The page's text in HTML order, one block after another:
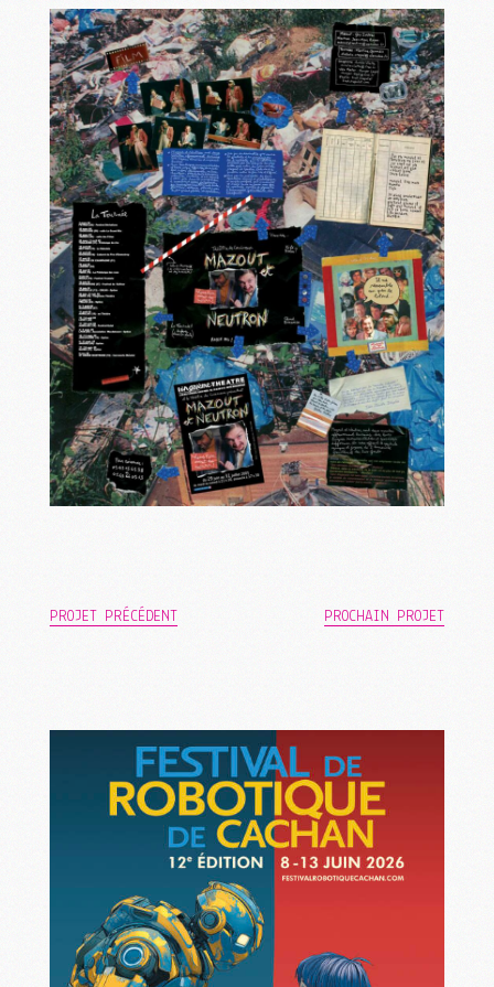
PROJET PRÉCÉDENT PROCHAIN PROJET